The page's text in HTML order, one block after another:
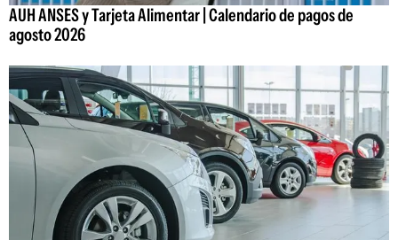
AUH ANSES y Tarjeta Alimentar | Calendario de pagos de
agosto 2026